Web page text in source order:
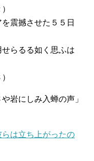
撼させた５５日
らるる如く思ふは
岩にしみ入蝉の声」
は立ち上がったの